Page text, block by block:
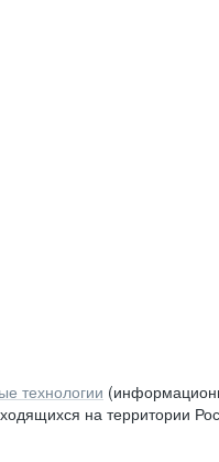
технологии
на территории